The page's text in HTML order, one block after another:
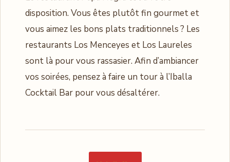
disposition. Vous êtes plutôt fin gourmet et
vous aimez les bons plats traditionnels ? Les
restaurants Los Menceyes et Los Laureles
sont là pour vous rassasier. Afin d’ambiancer
vos soirées, pensez à faire un tour à l’Iballa
Cocktail Bar pour vous désaltérer.